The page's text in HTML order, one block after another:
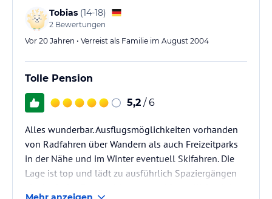
Tobias (14-18)
2 Bewertungen
Vor 20 Jahren • Verreist als Familie im August 2004
Tolle Pension
5,2 / 6
Alles wunderbar. Ausflugsmöglichkeiten vorhanden
von Radfahren über Wandern als auch Freizeitparks
in der Nähe und im Winter eventuell Skifahren. Die
Lage ist top und lädt zu ausführlich Spaziergängen